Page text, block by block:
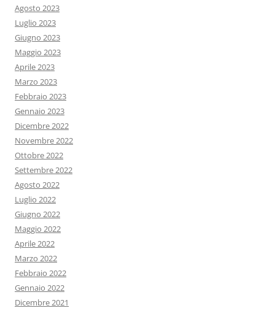
Agosto 2023
Luglio 2023
Giugno 2023
Maggio 2023
Aprile 2023
Marzo 2023
Febbraio 2023
Gennaio 2023
Dicembre 2022
Novembre 2022
Ottobre 2022
Settembre 2022
Agosto 2022
Luglio 2022
Giugno 2022
Maggio 2022
Aprile 2022
Marzo 2022
Febbraio 2022
Gennaio 2022
Dicembre 2021